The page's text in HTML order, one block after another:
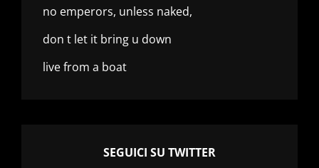
no emperors, unless naked,
don t let it bring u down
live from a boat
SEGUICI SU TWITTER